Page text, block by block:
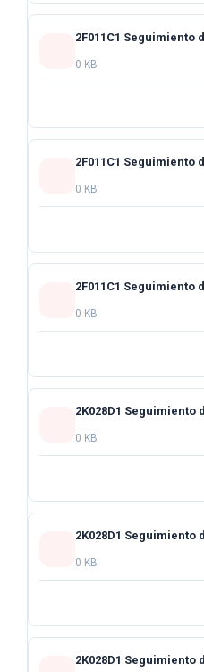
0 KB
0 KB
0 KB
0 KB
0 KB